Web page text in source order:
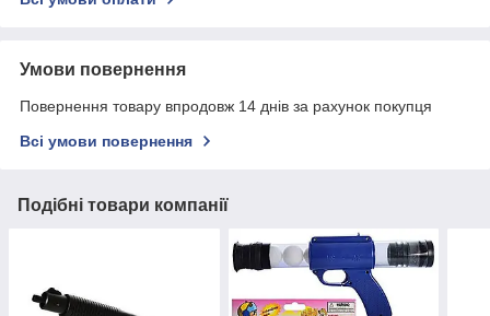
Умови повернення
Повернення товару впродовж 14 днів за рахунок покупця
Всі умови повернення
Подібні товари компанії